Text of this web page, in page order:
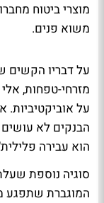
מוצרי ביטוח
משוא פנים.
על דבריו הקשים
מזרחי-טפחות,
על אוביקטיביות.
הבנקים לא עושים
הוא עבירה
סוגיה נוספת
המוגברת שתפגע